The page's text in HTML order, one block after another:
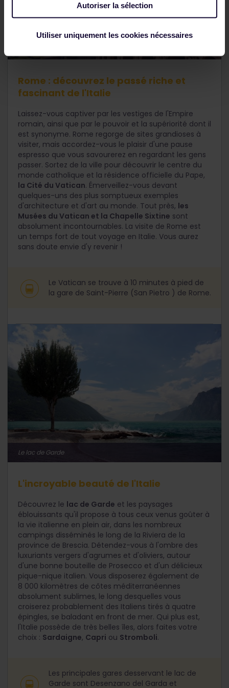
Autoriser la sélection
Utiliser uniquement les cookies nécessaires
Rome : découvrez le passé riche et
fascinant de l'Italie
Laissez-vous captiver par les vestiges de l'Empire
romain, ainsi que par le pouvoir et la supériorité dont il
est synonyme. Rome regorge de sites grandioses à
visiter, mais accordez-vous le plaisir d'une pause
espresso que vous savourerez en regardant les gens
passer. Sortez de la ville pour découvrir le centre du
monde catholique et la résidence officielle du Pape,
la Cité du Vatican. Émerveillez-vous devant
quelques-uns des plus somptueux exemples
d'architecture et d'art au monde. Tout près, les
Musées du Vatican et la Chapelle Sixtine sont
absolument incontournables. La visite de Rome est
un temps fort de tout voyage en Italie. Vous aurez
sans doute envie d'y revenir !
Le Vatican se trouve à 10 minutes à pied de
la gare de Saint-Pierre (San Pietro ) de Rome.
Le lac de Garde
L'incroyable beauté de l'Italie
Découvrez le lac de Garde et les paysages
éblouissants qu'il propose à tous ceux venus goûter à
la vie italienne en plein air, dans les nombreux
campings disséminés le long de la Riviera de la
province de Brescia. Détendez-vous à l'ombre des
luxuriants vergers d'agrumes et d'oliviers, autour
d'une bonne bouteille de Prosecco et d'un délicieux
pique-nique italien. Vous disposerez également de
8 000 kilomètres de côtes méditerranéennes
absolument sublimes, le long desquelles vous
croiserez probablement des Italiens tirés à quatre
épingles, se baladant en front de mer. Qui plus est,
l'Italie possède de très belles îles, alors faites votre
choix : Sardaigne, Capri ou Stromboli.
Les principales gares desservant le lac de
Garde sont Desenzano del Garda et